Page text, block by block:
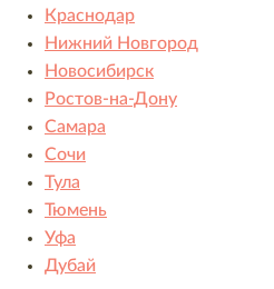
Краснодар
Нижний Новгород
Новосибирск
Ростов-на-Дону
Самара
Сочи
Тула
Тюмень
Уфа
Дубай